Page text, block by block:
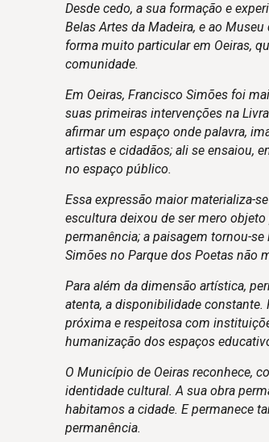
Desde cedo, a sua formação e
Belas Artes da Madeira, e ao
forma muito particular em Oeiras,
comunidade.
Em Oeiras, Francisco Simões foi
suas primeiras intervenções na
afirmar um espaço onde palavra,
artistas e cidadãos; ali se ensaiou,
no espaço público.
Essa expressão maior materializa-
escultura deixou de ser mero
permanência; a paisagem tornou-
Simões no Parque dos Poetas não
Para além da dimensão artística,
atenta, a disponibilidade
próxima e respeitosa com
humanização dos espaços
O Município de Oeiras reconhece,
identidade cultural. A sua obra
habitamos a cidade. E permanece
permanência.